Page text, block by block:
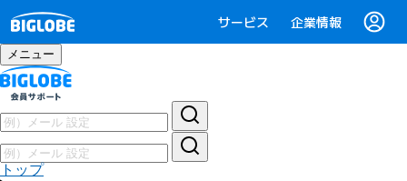
サービス 企業情報
メニュー
トップ